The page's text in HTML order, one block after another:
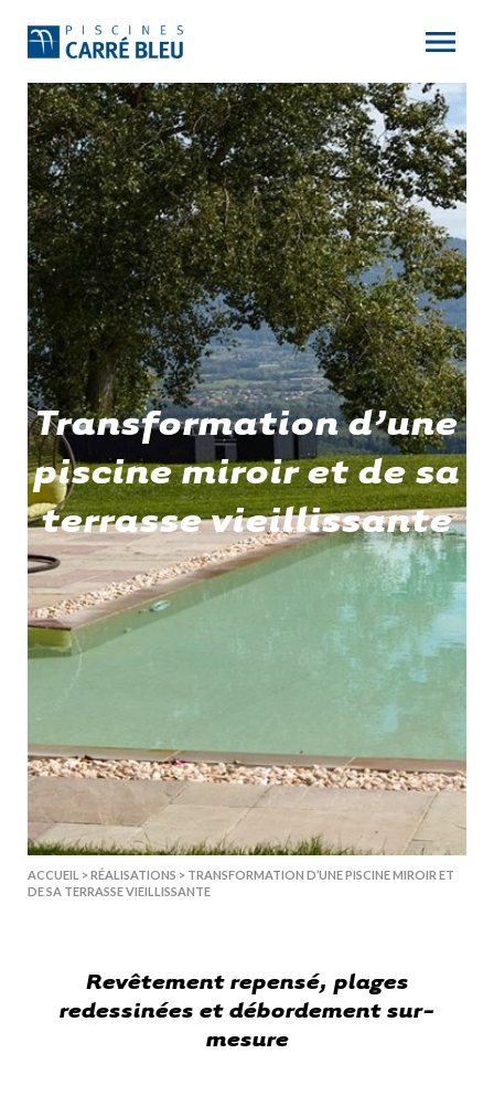
Transformation d’une
piscine miroir et de sa
terrasse vieillissante
ACCUEIL >RÉALISATIONS > TRANSFORMATION D’UNE PISCINE MIROIR ET
DE SA TERRASSE VIEILLISSANTE
Revêtement repensé, plages
redessinées et débordement sur-
mesure